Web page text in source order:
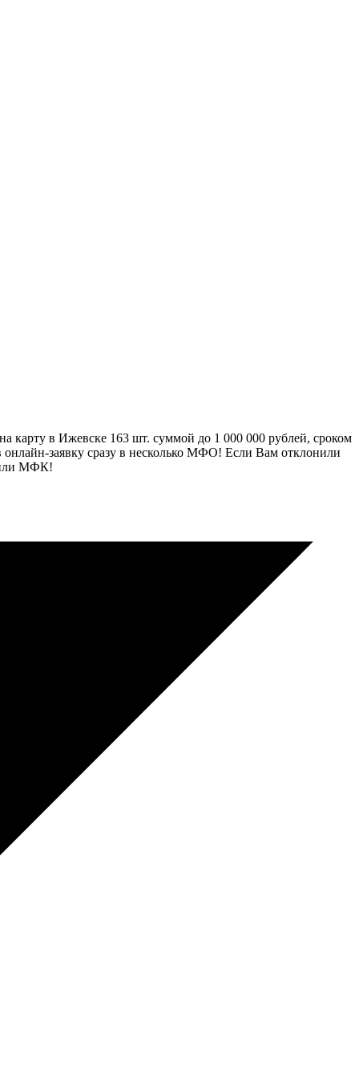
в Ижевске 163 шт. суммой до 1 000 000 рублей, сроком
заявку сразу в несколько МФО! Если Вам отклонили
или МФК!